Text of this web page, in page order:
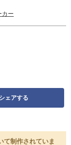
カー
シェアする
て制作されていま